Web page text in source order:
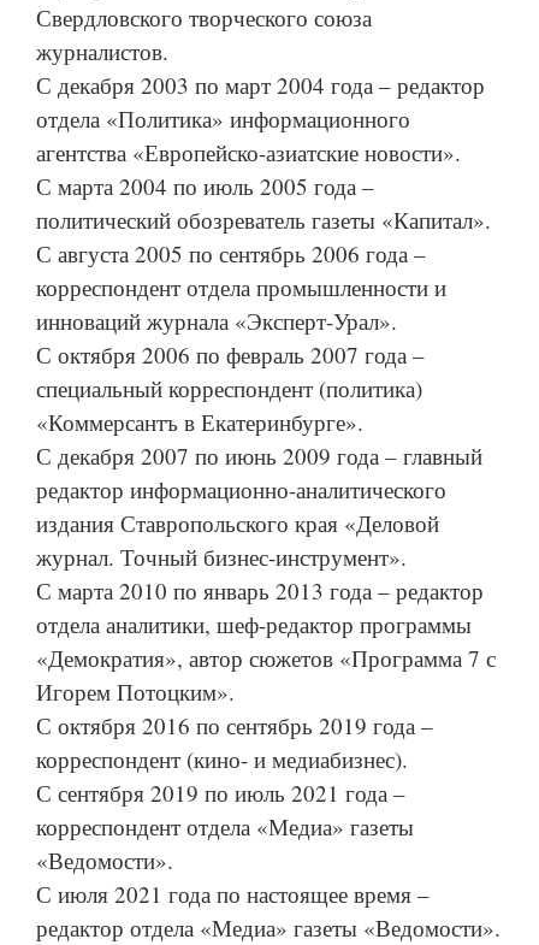
Свердловского творческого союза
журналистов.
С декабря 2003 по март 2004 года – редактор
отдела «Политика» информационного
агентства «Европейско-азиатские новости».
С марта 2004 по июль 2005 года –
политический обозреватель газеты «Капитал».
С августа 2005 по сентябрь 2006 года –
корреспондент отдела промышленности и
инноваций журнала «Эксперт-Урал».
С октября 2006 по февраль 2007 года –
специальный корреспондент (политика)
«Коммерсантъ в Екатеринбурге».
С декабря 2007 по июнь 2009 года – главный
редактор информационно-аналитического
издания Ставропольского края «Деловой
журнал. Точный бизнес-инструмент».
С марта 2010 по январь 2013 года – редактор
отдела аналитики, шеф-редактор программы
«Демократия», автор сюжетов «Программа 7 с
Игорем Потоцким».
С октября 2016 по сентябрь 2019 года –
корреспондент (кино- и медиабизнес).
С сентября 2019 по июль 2021 года –
корреспондент отдела «Медиа» газеты
«Ведомости».
С июля 2021 года по настоящее время –
редактор отдела «Медиа» газеты «Ведомости».